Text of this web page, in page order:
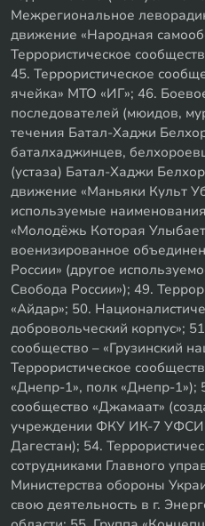
Межрегиональное
движение «Народная
Террористическое
45. Террористическое
ячейка» МТО «ИГ»; 46.
последователей (мюидов,
течения Батал-Хаджи
баталхаджинцев,
(устаза) Батал-Хаджи
движение «Маньяки Культ
используемые
«Молодёжь Которая
военизированное
России» (другое
Свобода России»); 49.
«Айдар»; 50.
добровольческий корпус»;
сообщество – «Грузинский
Террористическое
«Днепр-1», полк «Днепр-1»);
сообщество «Джамаат»
учреждении ФКУ ИК-7
Дагестан); 54.
сотрудниками Главного
Министерства обороны
свою деятельность в г.